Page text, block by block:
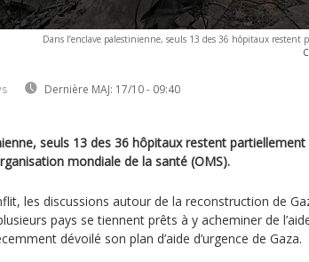
Dans l’enclave palestinienne, seuls 13 des 36 hôpitaux
Dernière MAJ: 17/10 - 09:40
seuls 13 des 36 hôpitaux restent partiellement
mondiale de la santé (OMS).
les discussions autour de la reconstruction de
pays se tiennent prêts à y acheminer de
dévoilé son plan d’aide d’urgence de Gaza.